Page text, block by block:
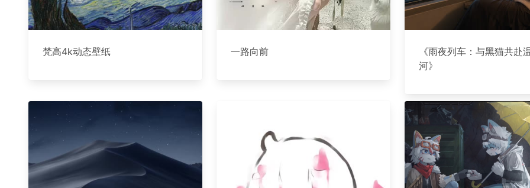
梵高4k动态壁纸 一路向前
《雨夜列车：与黑猫共赴
河》